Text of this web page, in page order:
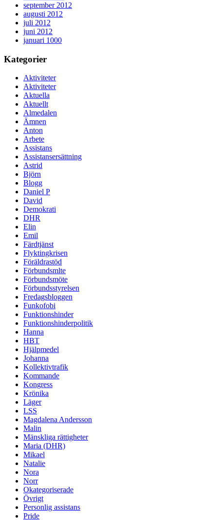
september 2012
augusti 2012
juli 2012
juni 2012
januari 1000
Kategorier
Aktiviteter
Aktiviteter
Aktuella
Aktuellt
Almedalen
Ämnen
Anton
Arbete
Assistans
Assistansersättning
Astrid
Björn
Blogg
Daniel P
David
Demokrati
DHR
Elin
Emil
Färdtjänst
Flyktingkrisen
Föräldrastöd
Förbundsmlte
Förbundsmöte
Förbundsstyrelsen
Fredagsbloggen
Funkofobi
Funktionshinder
Funktionshinderpolitik
Hanna
HBT
Hjälpmedel
Johanna
Kollektivtrafik
Kommande
Kongress
Krönika
Läger
LSS
Magdalena Andersson
Malin
Mänskliga rättigheter
Maria (DHR)
Mikael
Natalie
Nora
Norr
Okategoriserade
Övrigt
Personlig assistans
Pride